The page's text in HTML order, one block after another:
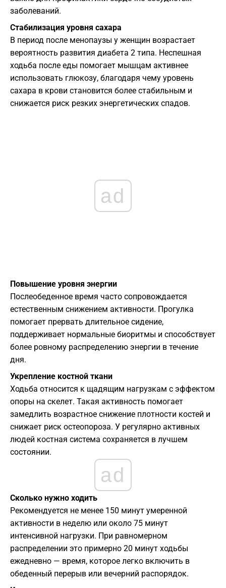
заболеваний.
Стабилизация уровня сахара
В период после менопаузы у женщин возрастает
вероятность развития диабета 2 типа. Неспешная
ходьба после еды помогает мышцам активнее
использовать глюкозу, благодаря чему уровень
сахара в крови становится более стабильным и
снижается риск резких энергетических спадов.
ad
Повышение уровня энергии
Послеобеденное время часто сопровождается
естественным снижением активности. Прогулка
помогает прервать длительное сидение,
поддерживает нормальные биоритмы и способствует
более ровному распределению энергии в течение
дня.
Укрепление костной ткани
Ходьба относится к щадящим нагрузкам с эффектом
опоры на скелет. Такая активность помогает
замедлить возрастное снижение плотности костей и
снижает риск остеопороза. У регулярно активных
людей костная система сохраняется в лучшем
состоянии.
ad
Сколько нужно ходить
Рекомендуется не менее 150 минут умеренной
активности в неделю или около 75 минут
интенсивной нагрузки. При равномерном
распределении это примерно 20 минут ходьбы
ежедневно — время, которое легко включить в
обеденный перерыв или вечерний распорядок.